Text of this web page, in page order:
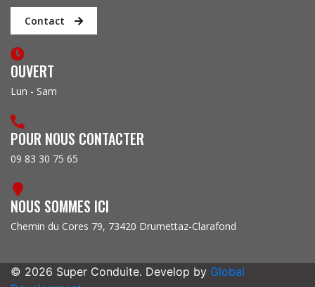
Contact
OUVERT
Lun - Sam
POUR NOUS CONTACTER
09 83 30 75 65
NOUS SOMMES ICI
Chemin du Cores 79, 73420 Drumettaz-Clarafond
© 2026 Super Conduite. Develop by Global